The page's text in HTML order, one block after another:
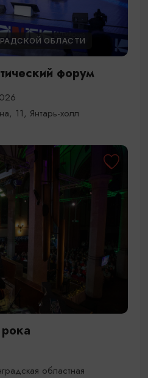
ОБЛАСТИ
форум
11, Янтарь-холл
областная